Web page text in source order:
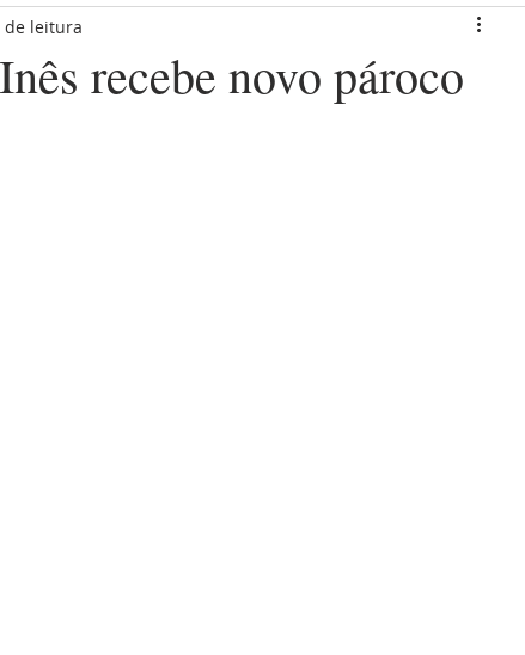
Maranhão
recebe novo pároco
de leitura